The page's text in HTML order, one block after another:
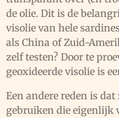
de olie. Dit is de
visolie van hele
als China of Zuid-
zelf testen? Door te
geoxideerde visolie is
Een andere reden is
gebruiken die eigenlijk